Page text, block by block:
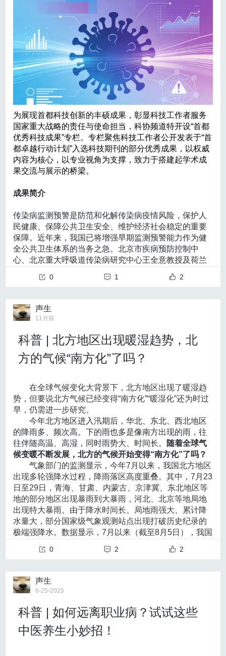
01. 首部贯穿式烟雾病临床管理指南
以往国内文献多聚焦烟雾病的外科治疗流程或诊断要
点，而本《指南》在既往共识基础上，首次系统覆盖流行病
学与高危筛查、临床与影像学诊断、外科与药物综合治疗、
预后与随访以及妊娠和高龄等特殊人群管理，形成贯穿“预防
—诊断—治疗—随访”的完整路径，更契合我国日益上升的疾
病负担和人群特征。
02. 严格遵循循证方法学，推荐分级清晰可循
《指南》在国际实践指南注册与透明化平台（PREPAR
E）完成注册，编制过程遵循《世界卫生组织指南制订手
版）》，证据评价采用推荐意见分级评估、制订与评价（G
RADE）系统，并平行标注美国心脏病学会（ACC）/美国心
脏协会（AHA）的推荐强度和证据等级，使每一条推荐
的“证据从何而来、力度有多大”一目了然，便于临床医师把
握可依从的程度与应用边界。
03. 突出中国人群特点与高危筛查策略
住院病例数据库及多地区调查资料的基础上，强调我国烟雾
聚集和早发倾向。
结合我国人群关于烟雾病遗传易感性与免疫相关共病的
红斑狼疮等自身免疫性疾病的相关性]，《指南》首次提出面
向中国人群的高危筛查路径：将有≥2名一级亲属患病的家
系、确诊患儿的父母以及合并免疫性疾病且出现疑似脑卒中
或短暂性脑缺血发作（TIA）表现的人群作为重点对象，推
荐采用经颅多普勒超声（TCD）、磁共振成像（MRI）/磁共
振血管造影（MRA）等无创脑血管成像进行主动筛查，以推
动关口前移，实现“早发现、早干预”。
04. 强化多模态影像与多学科综合管理
在影像学方面，《指南》明确数字减影血管造影（DS
A）仍为烟雾病诊断与分型金标准的基础上，更加强调整体
评估思路：根据不同医疗层级和临床场景，构建由“形态学诊
指征判断和预后评估的准确性。
内治疗、麻醉与围术期脑保护、内科药物治疗及卒中二级预
防纳入统一的管理框架，强调神经外科牵头，联合神经内
为展现首都科技创新的丰硕成果，彰显科技工作者服务
国家重大战略的责任与使命担当，科协频道特开设“首都
优秀科技成果”专栏。专栏聚焦科技工作者公开发表于“首
都卓越行动计划”入选科技期刊的部分优秀成果，以权威
内容为核心，以专业视角为支撑，致力于搭建起学术成
果交流与展示的桥梁。
成果简介
传染病监测预警是防范和化解传染病疫情风险，保护人
民健康、保障公共卫生安全、维护经济社会稳定的重要
保障。近年来，我国已将增强早期监测预警能力作为健
全公共卫生体系的当务之急。北京市疾病预防控制中
心、北京重大呼吸道传染病研究中心王全意教授及荷兰
篇综述论文系统梳理了全球传染病监测预警的历史发
测体系提供了全新思路。
该论文指出，随着全球化加速，新发病原体跨宿主、跨
共卫生威胁方面逐渐显现局限性。针对这一挑战，该论
文从“同一健康”（One Health）的视角出发，提出构建涵
盖病原、宿主、环境等多因素整合的跨学科早期监测体
维度，详细阐释了新型传染病监测体系的框架及实施路
径；还深入探讨了传染病预警的技术路线，详细阐述了
预警指标和阈值的选择以及预警模型的分类，重点介绍
了全球范围内具有代表性的传染病早期预警系统的发展
现状和未来方向，为构建基于多源数据的智能化监测预
警体系提供了理论依据和实践指导。
原文链接点此
0 1 2
声生
11月前
科普 | 北方地区出现暖湿趋势，北
方的气候“南方化”了吗？
在全球气候变化大背景下，北方地区出现了暖湿趋
势，但要说北方气候已经变得“南方化”“暖湿化”还为时过
早，仍需进一步研究。
今年北方地区进入汛期后，华北、东北、西北地区
的降雨多、频次高。下的雨也多是像南方出现的雨，往
往伴随高温、高湿，同时雨势大、时间长。
随着全球气
候变暖不断发展，北方的气候开始变得“南方化”了吗？
气象部门的监测显示，今年7月以来，我国北方地区
出现多轮强降水过程，降雨落区高度重叠。其中，7月23
日至29日，青海、甘肃、内蒙古、京津冀、东北地区等
地的部分地区出现暴雨到大暴雨，河北、北京等地局地
出现特大暴雨。由于降水时间长、局地雨强大、累计降
水量大，部分国家级气象观测站点出现打破历史纪录的
极端强降水。数据显示，7月以来（截至8月5日），我国
近期，北方反复出现强降水过程与大气环流异常有
压”）的异常是最为重要和直接的因素。今年的华北雨季
于7月5日正式开启，与常年平均开启日期7月18日相比
（代表副热带高压南北向整体位置）位置到达历史同期
最北，同时，副热带高压本身相对稳定，势力又偏强，
有利于暖湿气流沿副热带高压外围源源不断输送到北
0 2 2
声生
6-25-2025
科普 | 如何远离职业病？试试这些
中医养生小妙招！